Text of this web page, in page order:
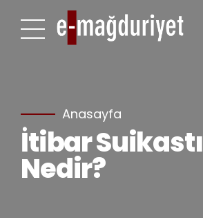
Anasayfa
İtibar Suikastı
Nedir?